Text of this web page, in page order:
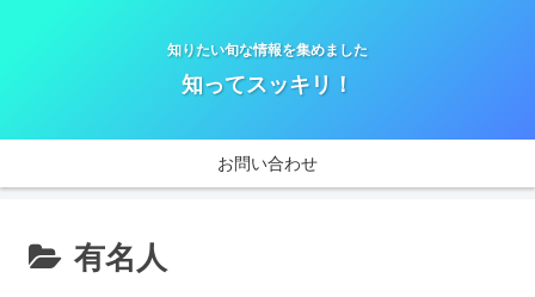
知りたい旬な情報を集めました
知ってスッキリ！
お問い合わせ
有名人